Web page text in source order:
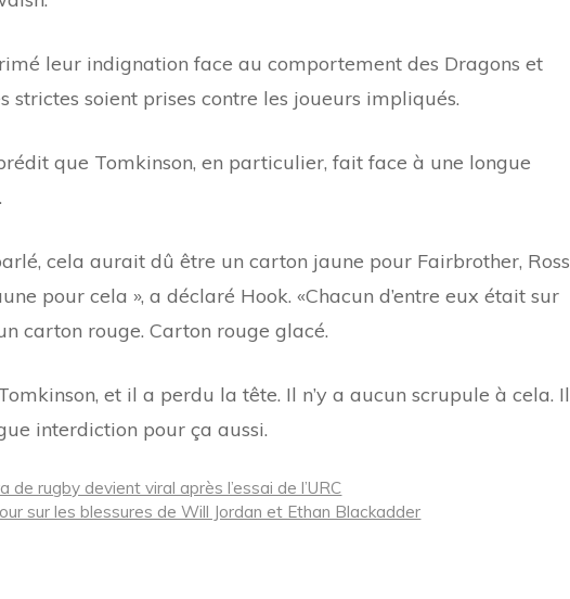
leur indignation face au comportement des Dragons et
strictes soient prises contre les joueurs impliqués.
que Tomkinson, en particulier, fait face à une longue
cela aurait dû être un carton jaune pour Fairbrother, Ross
pour cela », a déclaré Hook. «Chacun d’entre eux était sur
carton rouge. Carton rouge glacé.
et il a perdu la tête. Il n’y a aucun scrupule à cela. Il
interdiction pour ça aussi.
rugby devient viral après l’essai de l’URC
sur les blessures de Will Jordan et Ethan Blackadder